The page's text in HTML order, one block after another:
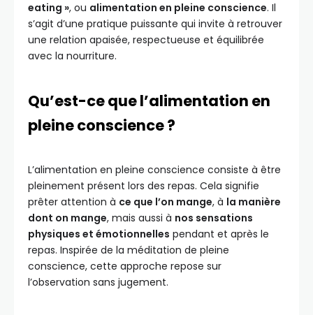
eating », ou alimentation en pleine conscience. Il
s’agit d’une pratique puissante qui invite à retrouver
une relation apaisée, respectueuse et équilibrée
avec la nourriture.
Qu’est-ce que l’alimentation en
pleine conscience ?
L’alimentation en pleine conscience consiste à être
pleinement présent lors des repas. Cela signifie
prêter attention à ce que l’on mange, à la manière
dont on mange, mais aussi à nos sensations
physiques et émotionnelles pendant et après le
repas. Inspirée de la méditation de pleine
conscience, cette approche repose sur
l’observation sans jugement.